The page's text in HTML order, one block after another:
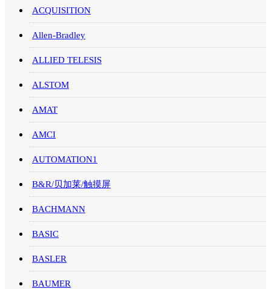
ACQUISITION
Allen-Bradley
ALLIED TELESIS
ALSTOM
AMAT
AMCI
AUTOMATION1
B&R/贝加莱/触摸屏
BACHMANN
BASIC
BASLER
BAUMER